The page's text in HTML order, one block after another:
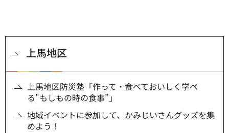
上馬地区
上馬地区防災塾「作って・食べておいしく学べ
る"もしもの時の食事”」
地域イベントに参加して、かみじいさんグッズを集
めよう！